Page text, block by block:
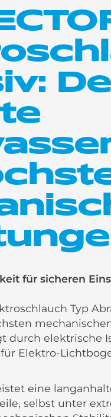
für sicheren
Typ
durch elektrische
Elektro-
eine
selbst unter